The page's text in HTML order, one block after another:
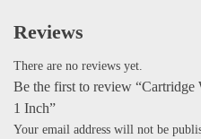
Reviews
There are no reviews yet.
Be the first to review “Cartridge
1 Inch”
Your email address will not be